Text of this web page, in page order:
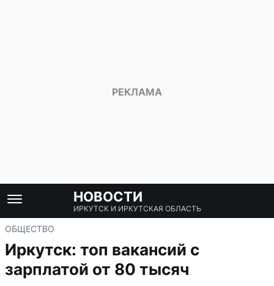
НОВОСТИ
ИРКУТСК И ИРКУТСКАЯ ОБЛАСТЬ
ОБЩЕСТВО
Иркутск: топ вакансий с
зарплатой от 80 тысяч